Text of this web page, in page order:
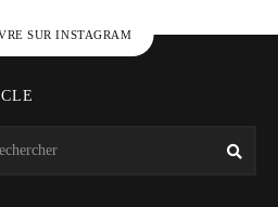
SUR INSTAGRAM